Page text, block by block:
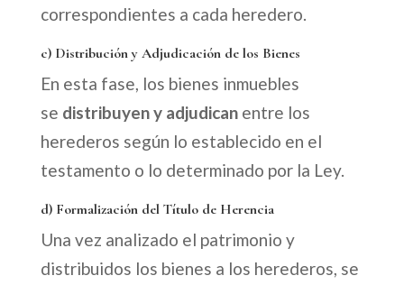
correspondientes a cada heredero.
c) Distribución y Adjudicación de los Bienes
En esta fase, los bienes inmuebles
se distribuyen y adjudican entre los
herederos según lo establecido en el
testamento o lo determinado por la Ley.
d) Formalización del Título de Herencia
Una vez analizado el patrimonio y
distribuidos los bienes a los herederos, se